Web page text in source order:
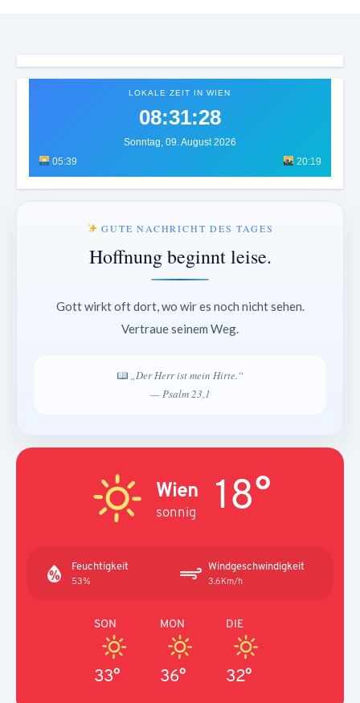
LOKALE ZEIT IN WIEN
08:31:31
Sonntag, 09. August 2026
05:39
20:19
GUTE NACHRICHT DES TAGES
Hoffnung beginnt leise.
Gott wirkt oft dort, wo wir es noch nicht sehen.
Vertraue seinem Weg.
„Der Herr ist mein Hirte.“
— Psalm 23,1
Wien
sonnig 18°
Feuchtigkeit
53%
Windgeschwindigkeit
3.6Km/h
SON
33°
MON
36°
DIE
32°